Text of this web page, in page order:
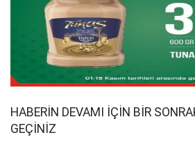
HABERİN DEVAMI İÇİN BİR
GEÇİNİZ